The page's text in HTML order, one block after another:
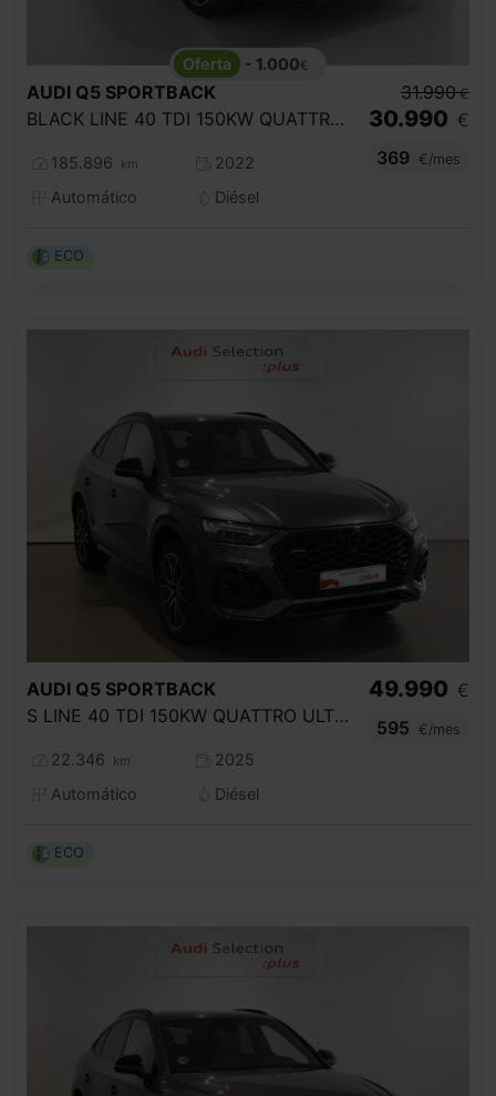
- 1.000€
AUDI Q5 SPORTBACK
BLACK LINE 40 TDI 150KW QUATTRO ULTRA
185.896 km
2022
Automático
Diésel
31.990 €
30.990 €
369
€/mes
ECO
AUDI Q5 SPORTBACK
S LINE 40 TDI 150KW QUATTRO ULTRA
22.346 km
2025
Automático
Diésel
49.990 €
595
€/mes
ECO